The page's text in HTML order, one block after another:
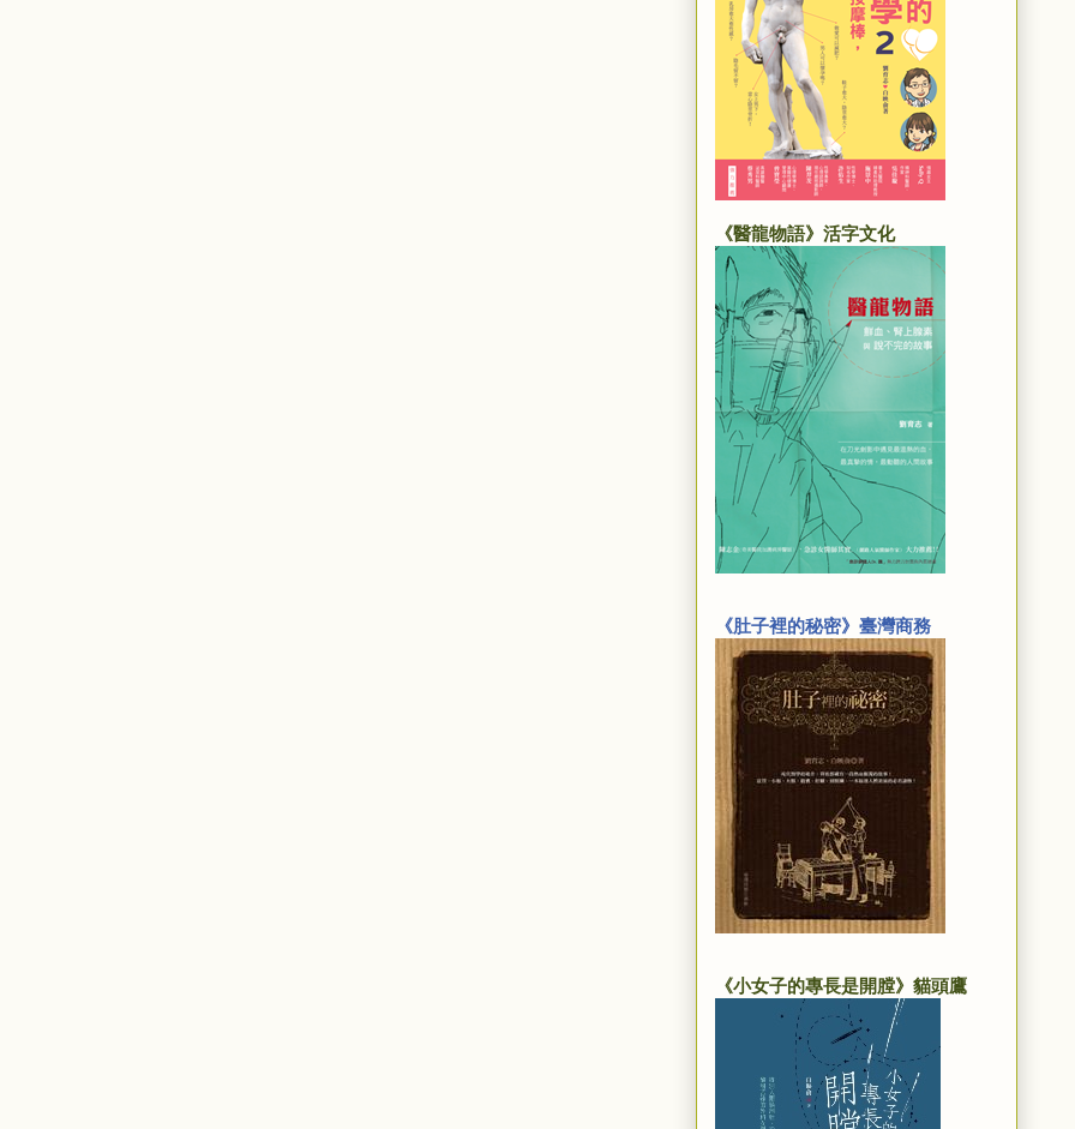
《醫龍物語》活字文化
《肚子裡的秘密》臺灣商務
《小女子的專長是開膛》貓頭鷹